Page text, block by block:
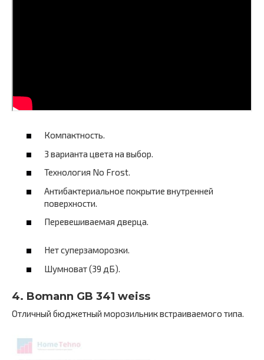
Компактность.
3 варианта цвета на выбор.
Технология No Frost.
Антибактериальное покрытие внутренней
поверхности.
Перевешиваемая дверца.
Нет суперзаморозки.
Шумноват (39 дБ).
4. Bomann GB 341 weiss
Отличный бюджетный морозильник встраиваемого типа.